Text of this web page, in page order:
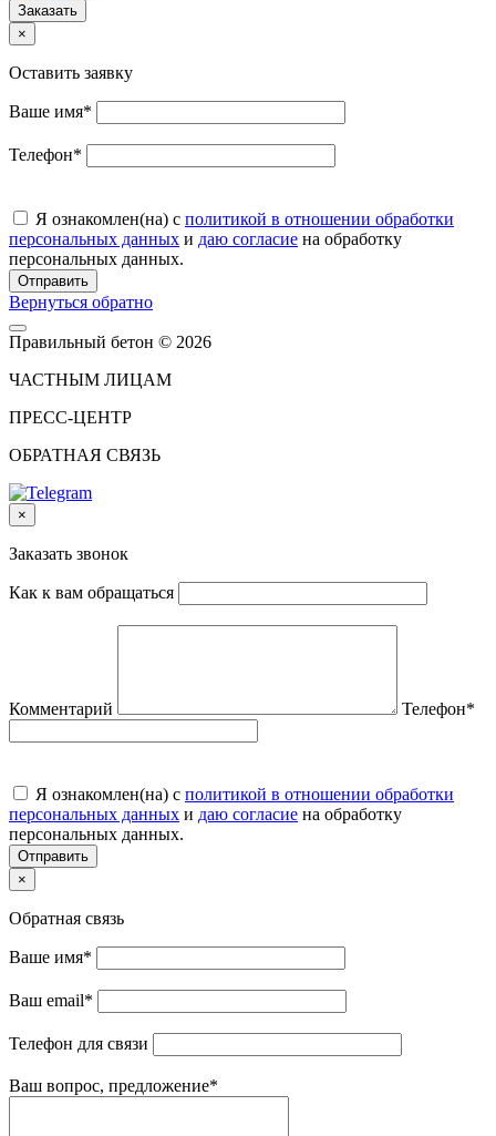
Заказать
×
Оставить заявку
Ваше имя*
Телефон*
Я ознакомлен(на) с политикой в отношении обработки
персональных данных и даю согласие на обработку
персональных данных.
Отправить
Вернуться обратно
Правильный бетон © 2026
ЧАСТНЫМ ЛИЦАМ
ПРЕСС-ЦЕНТР
ОБРАТНАЯ СВЯЗЬ
×
Заказать звонок
Как к вам обращаться
Комментарий Телефон*
Я ознакомлен(на) с политикой в отношении обработки
персональных данных и даю согласие на обработку
персональных данных.
Отправить
×
Обратная связь
Ваше имя*
Ваш email*
Телефон для связи
Ваш вопрос, предложение*